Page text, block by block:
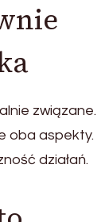
związane.
oba aspekty.
działań.